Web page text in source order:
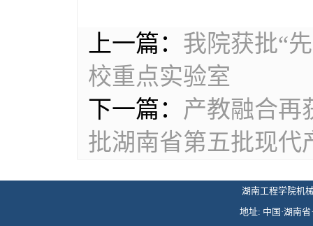
上一篇： 我院获批“
校重点实验室
下一篇： 产教融合
批湖南省第五批现代
湖南工程学院机
地址: 中国·湖南